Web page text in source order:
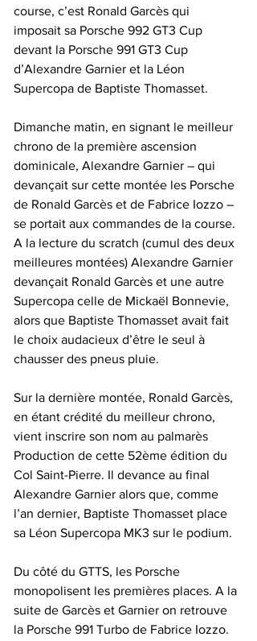
course, c’est Ronald Garcès qui
imposait sa Porsche 992 GT3 Cup
devant la Porsche 991 GT3 Cup
d’Alexandre Garnier et la Léon
Supercopa de Baptiste Thomasset.
Dimanche matin, en signant le meilleur
chrono de la première ascension
dominicale, Alexandre Garnier – qui
devançait sur cette montée les Porsche
de Ronald Garcès et de Fabrice Iozzo –
se portait aux commandes de la course.
A la lecture du scratch (cumul des deux
meilleures montées) Alexandre Garnier
devançait Ronald Garcès et une autre
Supercopa celle de Mickaël Bonnevie,
alors que Baptiste Thomasset avait fait
le choix audacieux d’être le seul à
chausser des pneus pluie.
Sur la dernière montée, Ronald Garcès,
en étant crédité du meilleur chrono,
vient inscrire son nom au palmarès
Production de cette 52ème édition du
Col Saint-Pierre. Il devance au final
Alexandre Garnier alors que, comme
l’an dernier, Baptiste Thomasset place
sa Léon Supercopa MK3 sur le podium.
Du côté du GTTS, les Porsche
monopolisent les premières places. A la
suite de Garcès et Garnier on retrouve
la Porsche 991 Turbo de Fabrice Iozzo.